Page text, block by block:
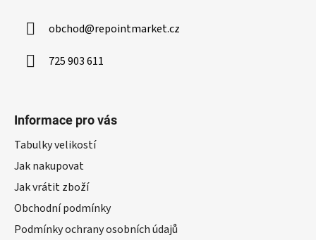
obchod@repointmarket.cz
725 903 611
Informace pro vás
Tabulky velikostí
Jak nakupovat
Jak vrátit zboží
Obchodní podmínky
Podmínky ochrany osobních údajů